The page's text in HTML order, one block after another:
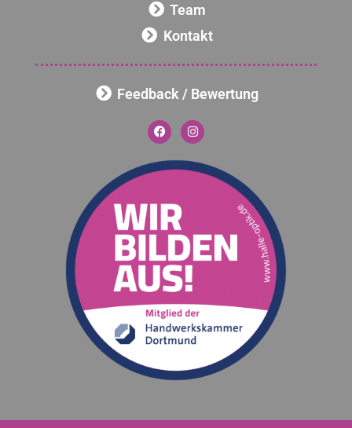
Team
Kontakt
Feedback / Bewertung